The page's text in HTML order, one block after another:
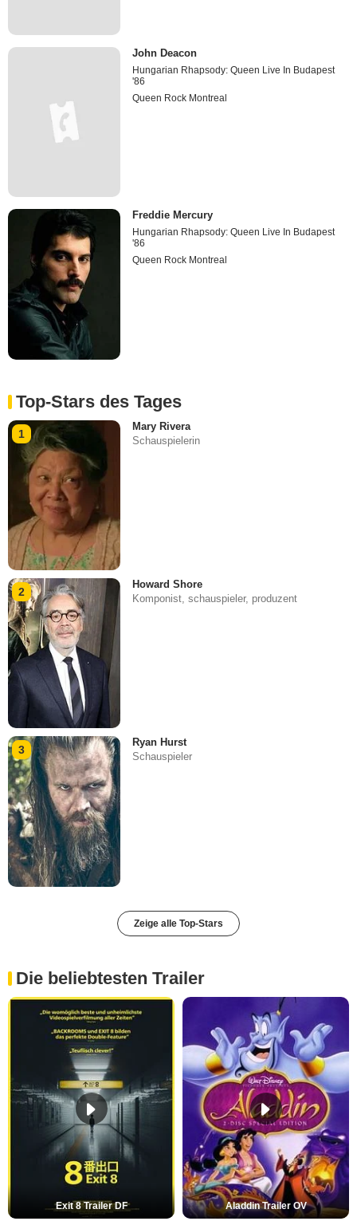
John Deacon
Hungarian Rhapsody: Queen Live In Budapest
'86
Queen Rock Montreal
Freddie Mercury
Hungarian Rhapsody: Queen Live In Budapest
'86
Queen Rock Montreal
Top-Stars des Tages
1
Mary Rivera
Schauspielerin
2
Howard Shore
Komponist, schauspieler, produzent
3
Ryan Hurst
Schauspieler
Zeige alle Top-Stars
Die beliebtesten Trailer
Exit 8 Trailer DF Aladdin Trailer OV